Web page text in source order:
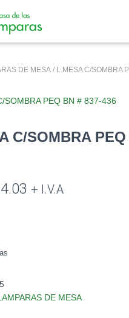
DE MESA / L.MESA C/SOMBRA
C/SOMBRA
+ I.V.A
DE MESA